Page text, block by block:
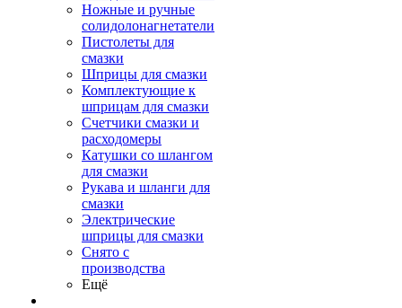
Ножные и ручные
солидолонагнетатели
Пистолеты для
смазки
Шприцы для смазки
Комплектующие к
шприцам для смазки
Счетчики смазки и
расходомеры
Катушки со шлангом
для смазки
Рукава и шланги для
смазки
Электрические
шприцы для смазки
Снято с
производства
Ещё